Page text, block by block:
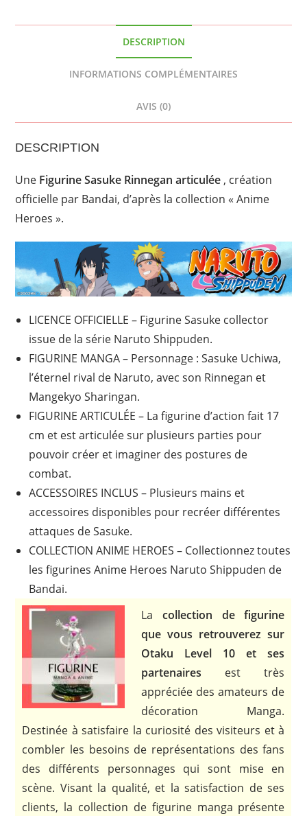
DESCRIPTION
INFORMATIONS COMPLÉMENTAIRES
AVIS (0)
DESCRIPTION
Une Figurine Sasuke Rinnegan articulée , création
officielle par Bandai, d’après la collection « Anime
Heroes ».
LICENCE OFFICIELLE – Figurine Sasuke collector
issue de la série Naruto Shippuden.
FIGURINE MANGA – Personnage : Sasuke Uchiwa,
l’éternel rival de Naruto, avec son Rinnegan et
Mangekyo Sharingan.
FIGURINE ARTICULÉE – La figurine d’action fait 17
cm et est articulée sur plusieurs parties pour
pouvoir créer et imaginer des postures de
combat.
ACCESSOIRES INCLUS – Plusieurs mains et
accessoires disponibles pour recréer différentes
attaques de Sasuke.
COLLECTION ANIME HEROES – Collectionnez toutes
les figurines Anime Heroes Naruto Shippuden de
Bandai.
Lacollection de figurine
que vous retrouverez sur
Otaku Level 10 et ses
partenaires est très
appréciée des amateurs de
décoration Manga.
Destinée à satisfaire la curiosité des visiteurs et à
combler les besoins de représentations des fans
des différents personnages qui sont mise en
scène. Visant la qualité, et la satisfaction de ses
clients, la collection de figurine manga présente